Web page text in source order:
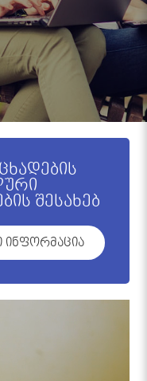
შესახებ
ინფორმაცია